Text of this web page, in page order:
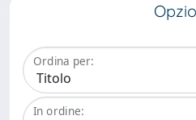
Ordina per:
In ordine: